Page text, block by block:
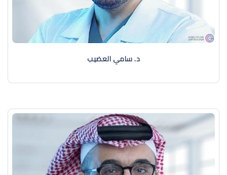
د. سامي العضيب